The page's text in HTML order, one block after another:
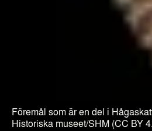
Föremål som är en del i
Historiska museet/SHM (CC BY